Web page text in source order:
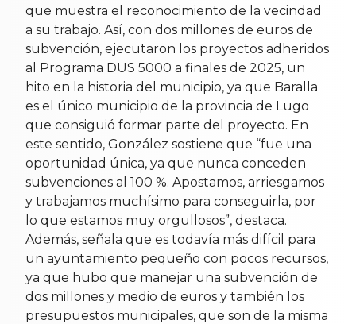
que muestra el reconocimiento de la vecindad
a su trabajo. Así, con dos millones de euros de
subvención, ejecutaron los proyectos adheridos
al Programa DUS 5000 a finales de 2025, un
hito en la historia del municipio, ya que Baralla
es el único municipio de la provincia de Lugo
que consiguió formar parte del proyecto. En
este sentido, González sostiene que “fue una
oportunidad única, ya que nunca conceden
subvenciones al 100 %. Apostamos, arriesgamos
y trabajamos muchísimo para conseguirla, por
lo que estamos muy orgullosos”, destaca.
Además, señala que es todavía más difícil para
un ayuntamiento pequeño con pocos recursos,
ya que hubo que manejar una subvención de
dos millones y medio de euros y también los
presupuestos municipales, que son de la misma